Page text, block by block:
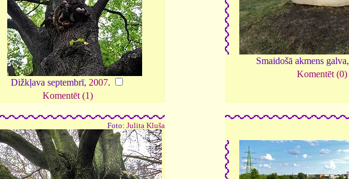
Dižkļava septembrī, 2007.
Komentēt (1)
Smaidošā akmens galva,
Komentēt (0)
Foto: Julita Kluša